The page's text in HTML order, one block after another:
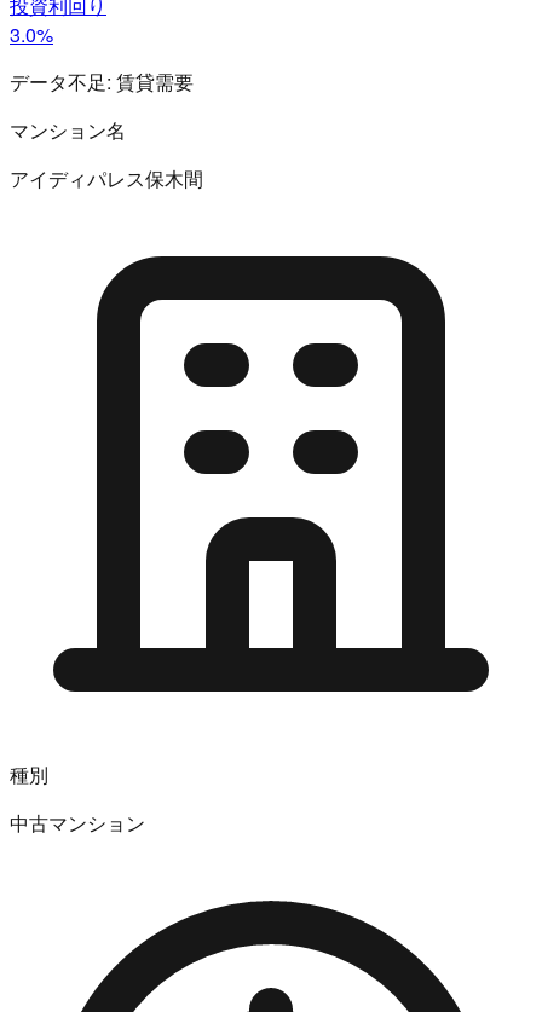
3.0%
データ不足: 賃貸需要
マンション名
アイディパレス保木間
種別
中古マンション